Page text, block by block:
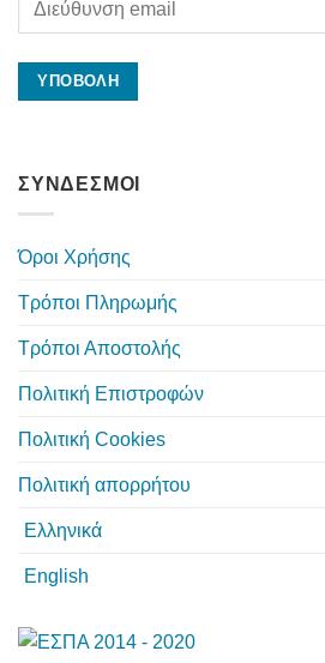
ΣΥΝΔΕΣΜΟΙ
Όροι Χρήσης
Τρόποι Πληρωμής
Τρόποι Αποστολής
Πολιτική Επιστροφών
Πολιτική Cookies
Πολιτική απορρήτου
Ελληνικά
English